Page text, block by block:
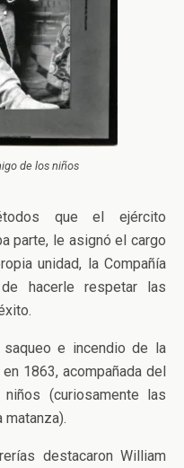
de los niños
que el ejército
parte, le asignó el cargo
unidad, la Compañía
hacerle respetar las
e incendio de la
1863, acompañada del
(curiosamente las
destacaron William